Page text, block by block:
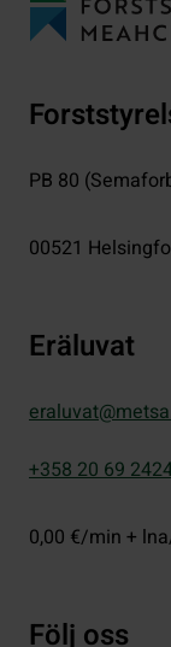
PB 80
00521
Eräluvat
+358 20 69
0,00 €/min +
Följ oss